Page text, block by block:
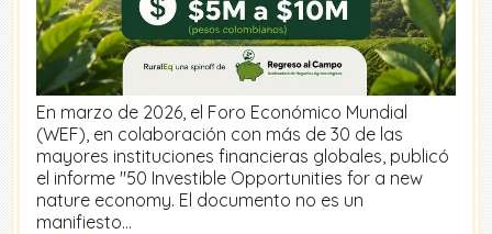
En marzo de 2026, el Foro Económico Mundial
(WEF), en colaboración con más de 30 de las
mayores instituciones financieras globales, publicó
el informe "50 Investible Opportunities for a new
nature economy. El documento no es un
manifiesto…